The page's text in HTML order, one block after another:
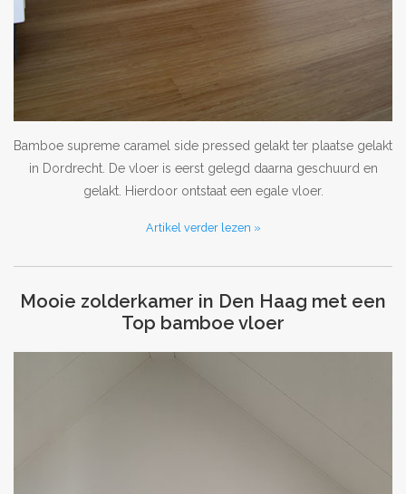
Bamboe supreme caramel side pressed gelakt ter plaatse gelakt
in Dordrecht. De vloer is eerst gelegd daarna geschuurd en
gelakt. Hierdoor ontstaat een egale vloer.
Artikel verder lezen »
Mooie zolderkamer in Den Haag met een
Top bamboe vloer